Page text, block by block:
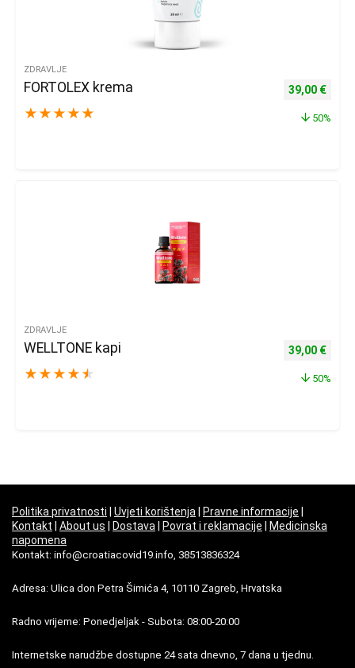
ZDRAVLJE
FORTOLEX krema
★ ★ ★ ★ ★
Izvorna
39,00 €
50%
ZDRAVLJE
WELLTONE kapi
★ ★ ★ ★ ★
Izvorna
39,00 €
50%
Politika privatnosti | Uvjeti korištenja | Pravne informacije |
Kontakt | About us | Dostava | Povrat i reklamacije | Medicinska
napomena
Kontakt: info@croatiacovid19.info, 38513836324
Adresa: Ulica don Petra Šimića 4, 10110 Zagreb, Hrvatska
Radno vrijeme: Ponedjeljak - Subota: 08:00-20:00
Internetske narudžbe dostupne 24 sata dnevno, 7 dana u tjednu.